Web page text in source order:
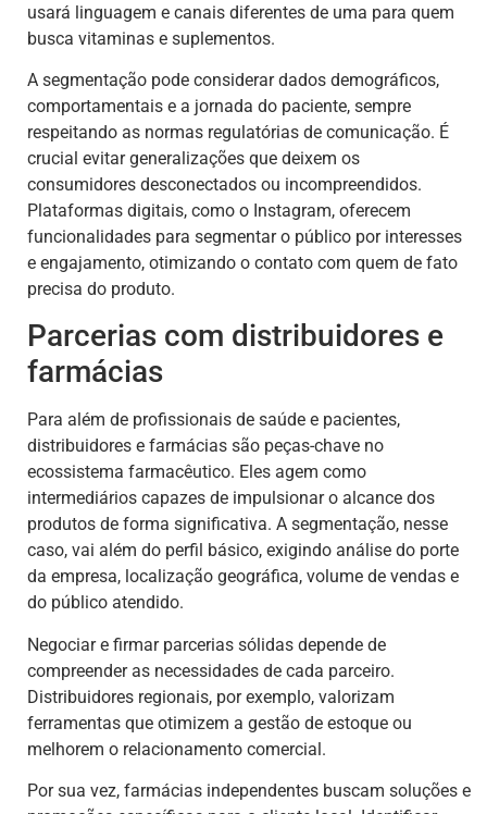
usará linguagem e canais diferentes de uma para quem
busca vitaminas e suplementos.
A segmentação pode considerar dados demográficos,
comportamentais e a jornada do paciente, sempre
respeitando as normas regulatórias de comunicação. É
crucial evitar generalizações que deixem os
consumidores desconectados ou incompreendidos.
Plataformas digitais, como o Instagram, oferecem
funcionalidades para segmentar o público por interesses
e engajamento, otimizando o contato com quem de fato
precisa do produto.
Parcerias com distribuidores e
farmácias
Para além de profissionais de saúde e pacientes,
distribuidores e farmácias são peças-chave no
ecossistema farmacêutico. Eles agem como
intermediários capazes de impulsionar o alcance dos
produtos de forma significativa. A segmentação, nesse
caso, vai além do perfil básico, exigindo análise do porte
da empresa, localização geográfica, volume de vendas e
do público atendido.
Negociar e firmar parcerias sólidas depende de
compreender as necessidades de cada parceiro.
Distribuidores regionais, por exemplo, valorizam
ferramentas que otimizem a gestão de estoque ou
melhorem o relacionamento comercial.
Por sua vez, farmácias independentes buscam soluções e